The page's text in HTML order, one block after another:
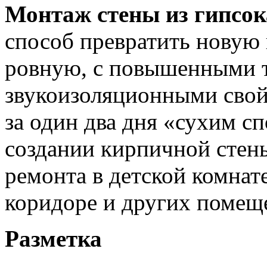
Монтаж стены из
способ превратить
ровную, с повышенными
звукоизоляционными
за один два дня «сухим
создании кирпичной
ремонта в детской
коридоре и других
Разметка